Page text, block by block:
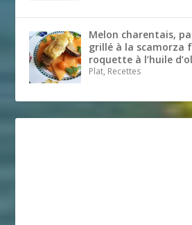
Melon charentais,
grillé à la scamorza
roquette à l’huile
Plat, Recettes